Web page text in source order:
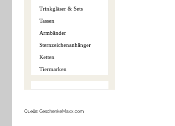
Trinkgläser & Sets
Tassen
Armbänder
Sternzeichenanhänger
Ketten
Tiermarken
Quelle: GeschenkeMaxx.com